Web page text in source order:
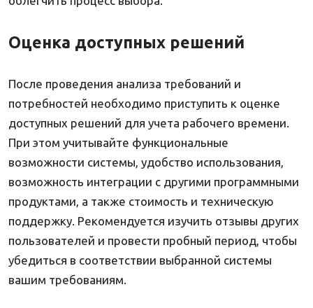
Оценка доступных решений
После проведения анализа требований и
потребностей необходимо приступить к оценке
доступных решений для учета рабочего времени.
При этом учитывайте функциональные
возможности системы, удобство использования,
возможность интеграции с другими программными
продуктами, а также стоимость и техническую
поддержку. Рекомендуется изучить отзывы других
пользователей и провести пробный период, чтобы
убедиться в соответствии выбранной системы
вашим требованиям.